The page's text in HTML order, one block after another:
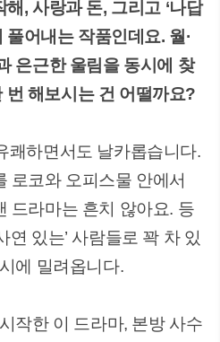
, 사랑과 돈, 그리고 ‘나답
풀어내는 작품인데요. 월·
은근한 울림을 동시에 찾
번 해보시는 건 어떨까요?
쾌하면서도 날카롭습니다.
로코와 오피스물 안에서
드라마는 흔치 않아요. 등
연 있는’ 사람들로 꽉 차 있
에 밀려옵니다.
작한 이 드라마, 본방 사수